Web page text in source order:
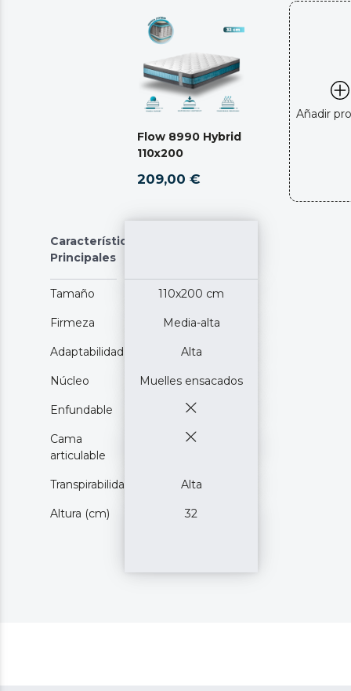
Flow 8990 Hybrid
110x200
209,00 €
Añadir
Características
Principales
Tamaño 110x200 cm
Firmeza Media-alta
Adaptabilidad Alta
Núcleo Muelles ensacados
Enfundable
Cama
articulable
Transpirabilidad Alta
Altura (cm) 32